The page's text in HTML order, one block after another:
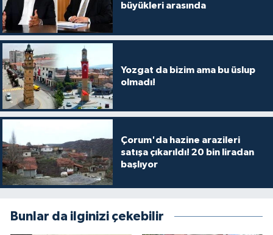
büyükleri arasında
Yozgat da bizim ama bu üslup
olmadı!
Çorum'da hazine arazileri
satışa çıkarıldı! 20 bin liradan
başlıyor
Bunlar da ilginizi çekebilir